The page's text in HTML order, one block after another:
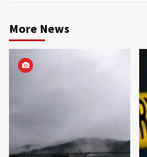
More News